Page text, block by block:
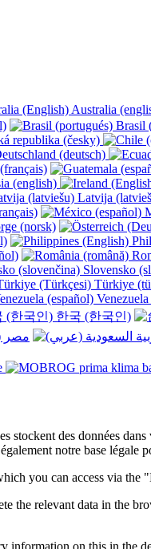
Australia
Brasil
republika (česky)
(deutsch)
(english)
Latvija
(norsk)
Slovensko
Türkiye
한국 (한국인)
des données
notre base légale
you can access via the
the relevant data in the